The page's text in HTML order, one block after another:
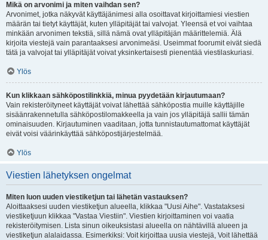
Mikä on arvonimi ja miten vaihdan sen?
Arvonimet, jotka näkyvät käyttäjänimesi alla osoittavat kirjoittamiesi viestien
määrän tai tietyt käyttäjät, kuten ylläpitäjät tai valvojat. Yleensä et voi vaihtaa
minkään arvonimen tekstiä, sillä nämä ovat ylläpitäjän määrittelemiä. Älä
kirjoita viestejä vain parantaaksesi arvonimeäsi. Useimmat foorumit eivät siedä
tätä ja valvojat tai ylläpitäjät voivat yksinkertaisesti pienentää viestilaskuriasi.
Ylös
Kun klikkaan sähköpostilinkkiä, minua pyydetään kirjautumaan?
Vain rekisteröityneet käyttäjät voivat lähettää sähköpostia muille käyttäjille
sisäänrakennetulla sähköpostilomakkeella ja vain jos ylläpitäjä sallii tämän
ominaisuuden. Kirjautuminen vaaditaan, jotta tunnistautumattomat käyttäjät
eivät voisi väärinkäyttää sähköpostijärjestelmää.
Ylös
Viestien lähetyksen ongelmat
Miten luon uuden viestiketjun tai lähetän vastauksen?
Aloittaaksesi uuden viestiketjun alueella, klikkaa "Uusi Aihe". Vastataksesi
viestiketjuun klikkaa "Vastaa Viestiin". Viestien kirjoittaminen voi vaatia
rekisteröitymisen. Lista sinun oikeuksistasi alueella on nähtävillä alueen ja
viestiketjun alalaidassa. Esimerkiksi: Voit kirjoittaa uusia viestejä, Voit lähettää